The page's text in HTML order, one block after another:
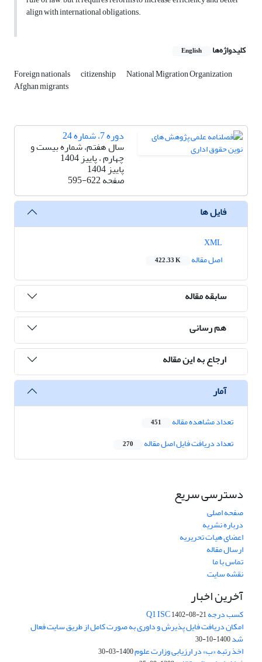
align with international obligations.
کلیدواژه‌ها English
Foreign nationals citizenship National Migration Organization
Afghan migrants
دوره 7، شماره 24
سال هفتم، شماره بیست و
چهارم ، پاییز 1404
پاییز 1404
صفحه595-622
فایل ها
اصل مقاله
422.33 K
سابقه مقاله
هم رسانی
ارجاع به این مقاله
آمار
تعداد مشاهده مقاله 451
تعداد دریافت فایل اصل مقاله 270
دسترسی سریع
صفحه اصلی
درباره نشریه
اعضای هیات تحریریه
ارسال مقاله
تماس با ما
نقشه سایت
آخرین اخبار
کسب درجه Q1 ISC1402-08-21
امکان دریافت فایل پذیرش و داوری به صورت کامل از طریق سایت فعال
شد1400-10-30
اخذ رتبه «ب» در ارزیابی وزارت علوم1400-03-30